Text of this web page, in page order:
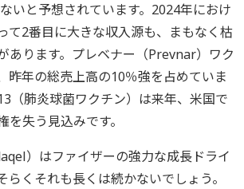
いと予想されています。2024年におけ
て2番目に大きな収入源も、まもなく枯
あります。プレベナー（Prevnar）ワク
昨年の総売上高の10％強を占めていま
（肺炎球菌ワクチン）は来年、米国で
失う見込みです。
）はファイザーの強力な成長ドライ
らくそれも長くは続かないでしょう。